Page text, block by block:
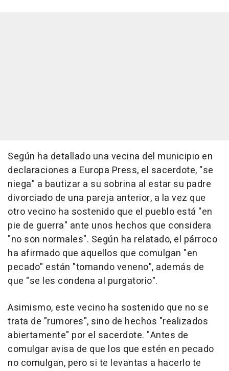
Según ha detallado una vecina del municipio en
declaraciones a Europa Press, el sacerdote, "se
niega" a bautizar a su sobrina al estar su padre
divorciado de una pareja anterior, a la vez que
otro vecino ha sostenido que el pueblo está "en
pie de guerra" ante unos hechos que considera
"no son normales". Según ha relatado, el párroco
ha afirmado que aquellos que comulgan "en
pecado" están "tomando veneno", además de
que "se les condena al purgatorio".
Asimismo, este vecino ha sostenido que no se
trata de "rumores", sino de hechos "realizados
abiertamente" por el sacerdote. "Antes de
comulgar avisa de que los que estén en pecado
no comulgan, pero si te levantas a hacerlo te